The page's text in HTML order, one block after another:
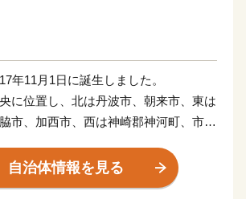
年11月1日に誕生しました。
に位置し、北は丹波市、朝来市、東は
市、加西市、西は神崎郡神河町、市川
27km、総面積185.19km2を有し、直線
45km、大阪まで約70kmの距離にあり
自治体情報を見る